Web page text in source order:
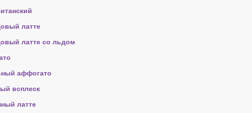
латте
латте со льдом
аффогато
всплеск
латте